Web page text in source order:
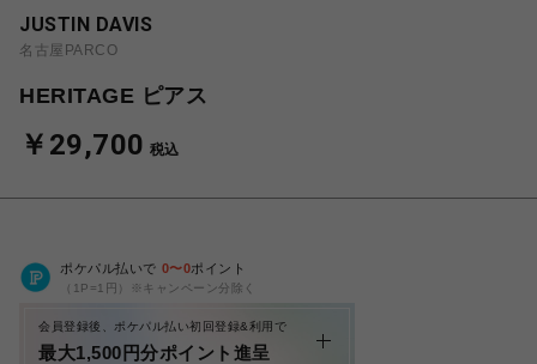
JUSTIN DAVIS
名古屋PARCO
HERITAGE ピアス
￥29,700 税込
ポケパル払いで 0〜0ポイント
（1P=1円）※キャンペーン分除く
会員登録後、ポケパル払い初回登録&利用で
最大1,500円分ポイント進呈